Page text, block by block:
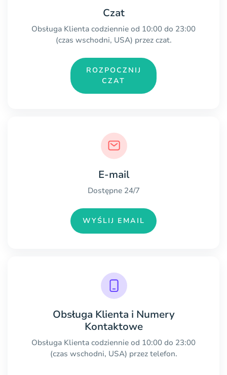
Czat
Obsługa Klienta codziennie od 10:00 do 23:00
(czas wschodni, USA) przez czat.
ROZPOCZNIJ
CZAT
E-mail
Dostępne 24/7
WYŚLIJ EMAIL
Obsługa Klienta i Numery
Kontaktowe
Obsługa Klienta codziennie od 10:00 do 23:00
(czas wschodni, USA) przez telefon.